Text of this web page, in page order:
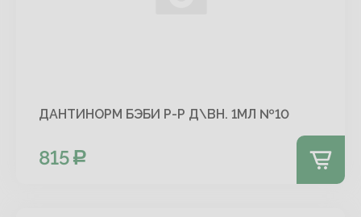
ДАНТИНОРМ БЭБИ Р-Р Д\ВН. 1МЛ №10
815